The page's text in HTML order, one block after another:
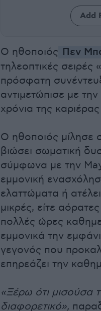
Add
Ο ηθοποιός Πεν
τηλεοπτικές σειρές
πρόσφατη
αντιμετώπισε με
χρόνια της
Ο ηθοποιός μίλησε
βιώσει σωματική
σύμφωνα με την
εμμονική
ελαττώματα ή
μικρές, είτε
πολλές ώρες
εμμονικά την
γεγονός που
επηρεάζει την
«Ξέρω ότι μισούσα
διαφορετικό»,